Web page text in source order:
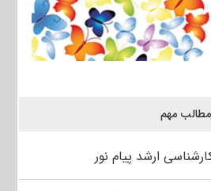
مطالب مهم
ارشد پیام نور